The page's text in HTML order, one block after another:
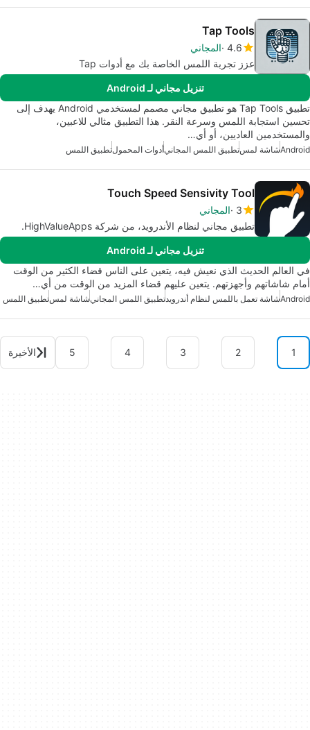
Tap Tools
4.6 المجاني
عزز تجربة اللمس الخاصة بك مع أدوات Tap
تنزيل مجاني لـ Android
تطبيق Tap Tools هو تطبيق مجاني مصمم لمستخدمي Android يهدف إلى
تحسين استجابة اللمس وسرعة النقر. هذا التطبيق مثالي للاعبين،
والمستخدمين العاديين، أو أي…
Androidشاشة لمستطبيق اللمس المجانيأدوات المحمولتطبيق اللمس
Touch Speed Sensivity Tool
3 المجاني
تطبيق مجاني لنظام الأندرويد، من شركة HighValueApps.
تنزيل مجاني لـ Android
في العالم الحديث الذي نعيش فيه، يتعين على الناس قضاء الكثير من الوقت
أمام شاشاتهم وأجهزتهم. يتعين عليهم قضاء المزيد من الوقت من أي…
Androidشاشة تعمل باللمس لنظام أندرويدتطبيق اللمس المجانيشاشة لمستطبيق اللمس
1
2
3
4
5 الأخيرة